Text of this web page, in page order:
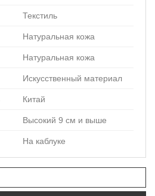
Текстиль
Натуральная кожа
Натуральная кожа
Искусственный материал
Китай
Высокий 9 см и выше
На каблуке